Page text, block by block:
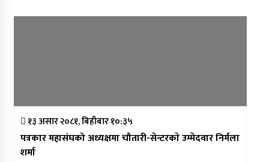
१३ असार २०८१, बिहीबार १०:३५
पत्रकार महासंघको अध्यक्षमा चौतारी-सेन्टरकाे उम्मेदवार निर्मला
शर्मा